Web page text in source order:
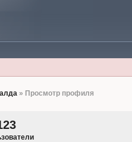
» Просмотр профиля